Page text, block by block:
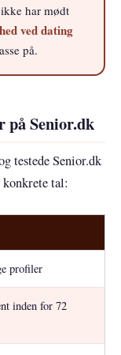
har mødt
ved dating
på.
på Senior.dk
testede Senior.dk
tal:
profiler
inden for 72